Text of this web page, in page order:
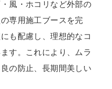
風・ホコリなど外部の
専用施工ブースを完
も配慮し、理想的なコ
す。これにより、ムラ
の防止、長期間美しい